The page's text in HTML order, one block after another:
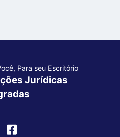
Para seu Escritório
Jurídicas